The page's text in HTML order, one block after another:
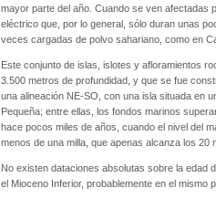
mayor parte del año. Cuando se ven afectadas
eléctrico que, por lo general, sólo duran unas
veces cargadas de polvo sahariano, como en
Este conjunto de islas, islotes y afloramientos
3.500 metros de profundidad, y que se fue
una alineación NE-SO, con una isla situada en
Pequeña; entre ellas, los fondos marinos
hace pocos miles de años, cuando el nivel del
menos de una milla, que apenas
No existen dataciones absolutas sobre la edad
el Mioceno Inferior, probablemente